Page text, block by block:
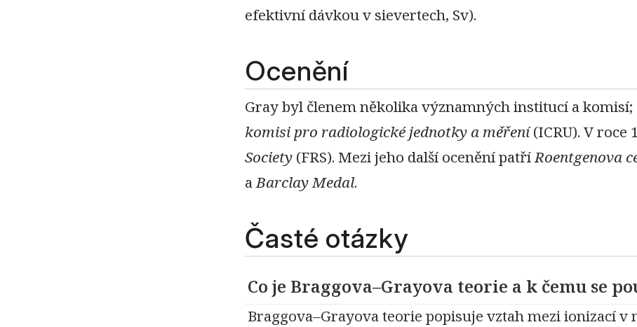
efektivní dávkou v sievertech, Sv).
Ocenění
Gray byl členem několika významných institucí a
komisi pro radiologické jednotky a měření(ICRU). V roce
Society (FRS). Mezi jeho další ocenění patříRoentgenova
aBarclay Medal.
Časté otázky
Co je Braggova–Grayova teorie a k čemu se
Braggova–Grayova teorie popisuje vztah mezi ionizací v